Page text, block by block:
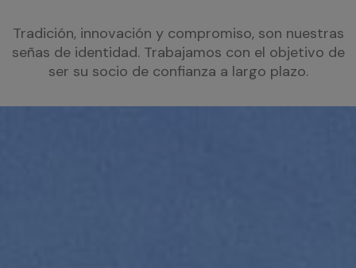
Tradición, innovación y compromiso, son nuestras
señas de identidad. Trabajamos con el objetivo de
ser su socio de confianza a largo plazo.